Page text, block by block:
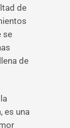
de
se
de
es una